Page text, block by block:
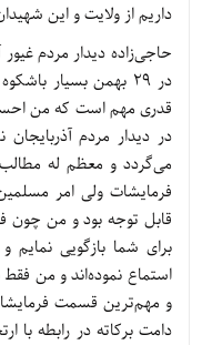
داریم از ولایت و این
حاجی‌زاده دیدار مردم
در 29 بهمن بسیار
قدری مهم است که من
در دیدار مردم
می‌گردد و معظم له
فرمایشات ولی امر
قابل توجه بود و من چون
برای شما بازگویی نمایم
استماع نموده‌اند و من
و مهم‌ترین قسمت
دامت برکاته در رابطه